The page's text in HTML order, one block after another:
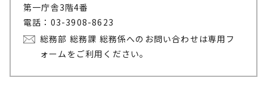
第一庁舎3階4番
電話：03-3908-8623
総務部 総務課 総務係へのお問い合わせは専用フ
ォームをご利用ください。